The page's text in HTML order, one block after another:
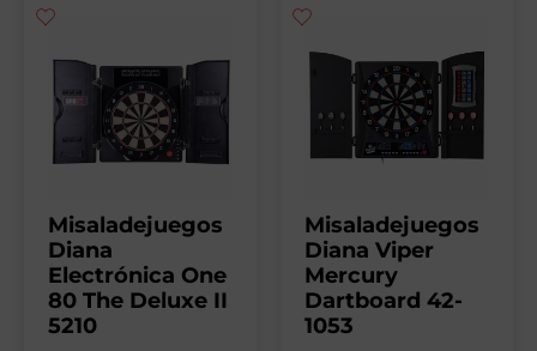
Misaladejuegos
Diana
Electrónica One
80 The Deluxe II
5210
Misaladejuegos
Diana Viper
Mercury
Dartboard 42-
1053